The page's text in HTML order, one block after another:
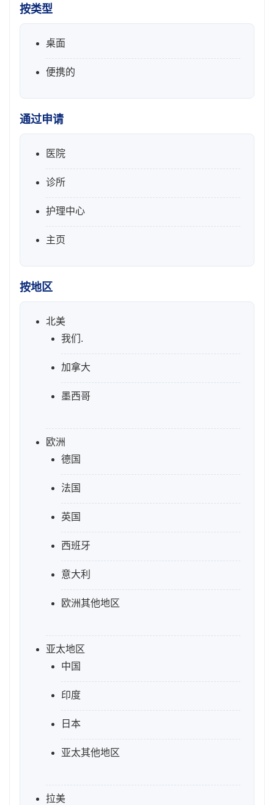
按类型
桌面
便携的
通过申请
医院
诊所
护理中心
主页
按地区
北美
我们.
加拿大
墨西哥
欧洲
德国
法国
英国
西班牙
意大利
欧洲其他地区
亚太地区
中国
印度
日本
亚太其他地区
拉美